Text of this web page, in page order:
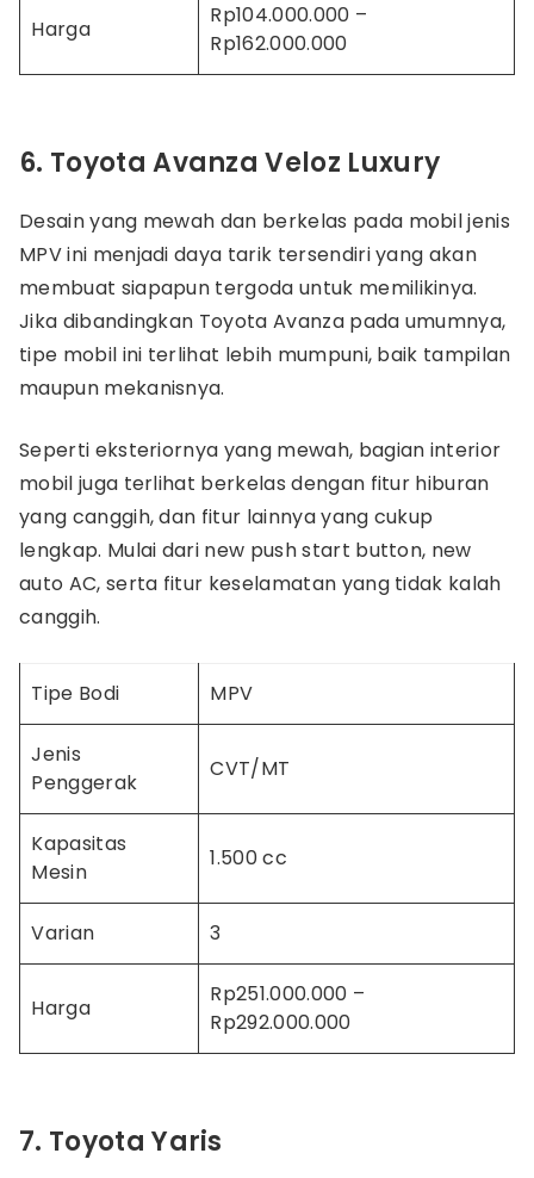
Harga
Rp104.000.000 –
Rp162.000.000
6. Toyota Avanza Veloz Luxury
Desain yang mewah dan berkelas pada mobil jenis
MPV ini menjadi daya tarik tersendiri yang akan
membuat siapapun tergoda untuk memilikinya.
Jika dibandingkan Toyota Avanza pada umumnya,
tipe mobil ini terlihat lebih mumpuni, baik tampilan
maupun mekanisnya.
Seperti eksteriornya yang mewah, bagian interior
mobil juga terlihat berkelas dengan fitur hiburan
yang canggih, dan fitur lainnya yang cukup
lengkap. Mulai dari new push start button, new
auto AC, serta fitur keselamatan yang tidak kalah
canggih.
Tipe Bodi MPV
Jenis
Penggerak
CVT/MT
Kapasitas
Mesin
1.500 cc
Varian 3
Harga
Rp251.000.000 –
Rp292.000.000
7. Toyota Yaris